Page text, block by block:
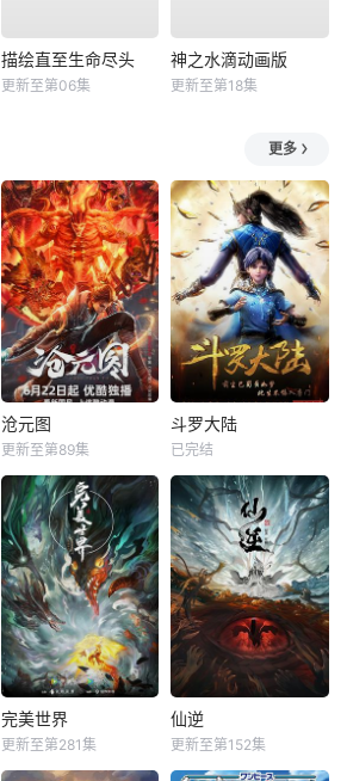
描绘直至生命尽头
更新至第06集
神之水滴动画版
更新至第18集
更多
沧元图
更新至第89集
斗罗大陆
已完结
完美世界
更新至第281集
仙逆
更新至第152集